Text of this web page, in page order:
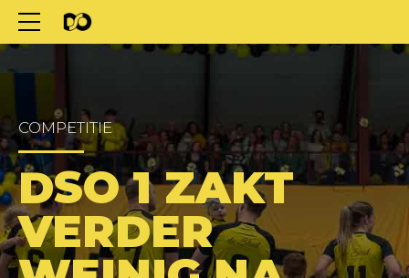
COMPETITIE
DSO 1 ZAKT
VERDER